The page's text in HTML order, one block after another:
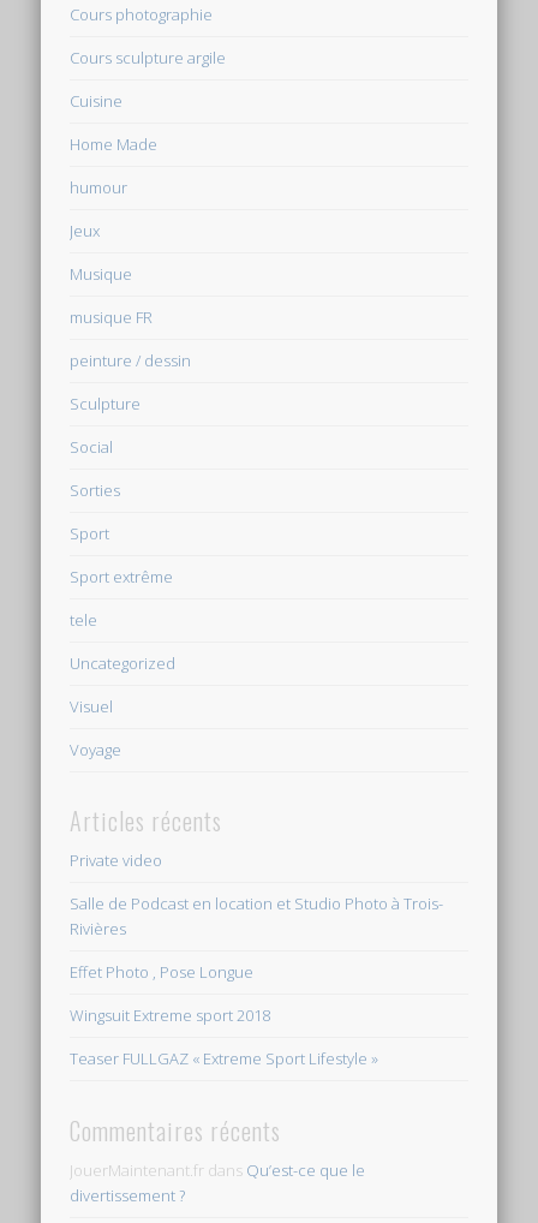
Cours photographie
Cours sculpture argile
Cuisine
Home Made
humour
Jeux
Musique
musique FR
peinture / dessin
Sculpture
Social
Sorties
Sport
Sport extrême
tele
Uncategorized
Visuel
Voyage
Articles récents
Private video
Salle de Podcast en location et Studio Photo à Trois-
Rivières
Effet Photo , Pose Longue
Wingsuit Extreme sport 2018
Teaser FULLGAZ « Extreme Sport Lifestyle »
Commentaires récents
JouerMaintenant.fr dans Qu’est-ce que le
divertissement ?